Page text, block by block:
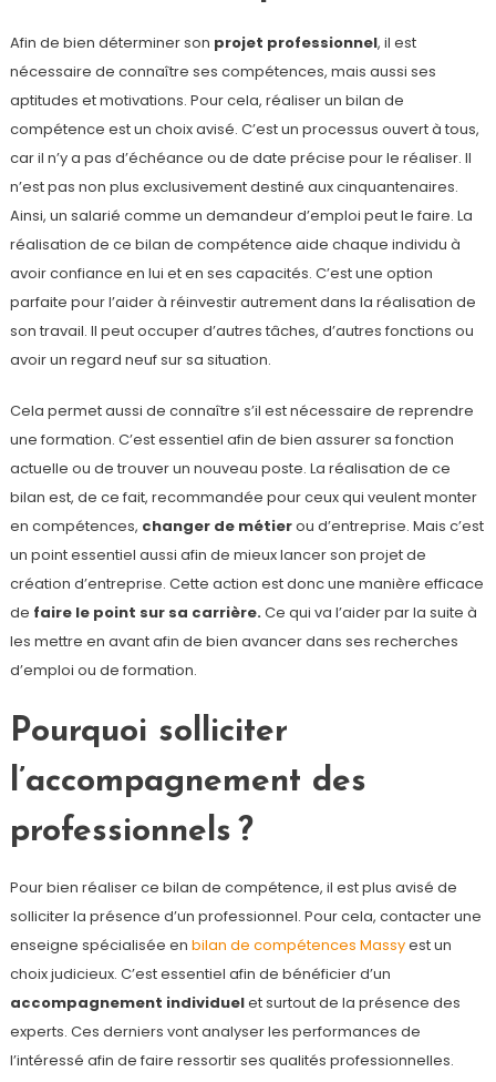
Afin de bien déterminer son projet professionnel, il est
nécessaire de connaître ses compétences, mais aussi ses
aptitudes et motivations. Pour cela, réaliser un bilan de
compétence est un choix avisé. C’est un processus ouvert à tous,
car il n’y a pas d’échéance ou de date précise pour le réaliser. Il
n’est pas non plus exclusivement destiné aux cinquantenaires.
Ainsi, un salarié comme un demandeur d’emploi peut le faire. La
réalisation de ce bilan de compétence aide chaque individu à
avoir confiance en lui et en ses capacités. C’est une option
parfaite pour l’aider à réinvestir autrement dans la réalisation de
son travail. Il peut occuper d’autres tâches, d’autres fonctions ou
avoir un regard neuf sur sa situation.
Cela permet aussi de connaître s’il est nécessaire de reprendre
une formation. C’est essentiel afin de bien assurer sa fonction
actuelle ou de trouver un nouveau poste. La réalisation de ce
bilan est, de ce fait, recommandée pour ceux qui veulent monter
en compétences, changer de métierou d’entreprise. Mais c’est
un point essentiel aussi afin de mieux lancer son projet de
création d’entreprise. Cette action est donc une manière efficace
de faire le point sur sa carrière.Ce qui va l’aider par la suite à
les mettre en avant afin de bien avancer dans ses recherches
d’emploi ou de formation.
Pourquoi solliciter
l’accompagnement des
professionnels ?
Pour bien réaliser ce bilan de compétence, il est plus avisé de
solliciter la présence d’un professionnel. Pour cela, contacter une
enseigne spécialisée en bilan de compétences Massyest un
choix judicieux. C’est essentiel afin de bénéficier d’un
accompagnement individuelet surtout de la présence des
experts. Ces derniers vont analyser les performances de
l’intéressé afin de faire ressortir ses qualités professionnelles.